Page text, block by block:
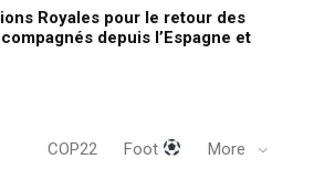
Royales pour le retour des
depuis l’Espagne et
COP22 Foot More